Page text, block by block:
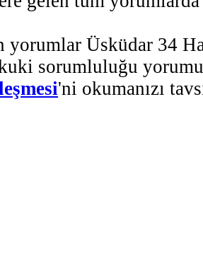
yorumlar Üsküdar 34
sorumluluğu
'ni okumanızı